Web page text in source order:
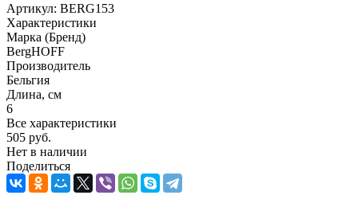
Артикул: BERG153
Характеристики
Марка (Бренд)
BergHOFF
Производитель
Бельгия
Длина, см
6
Все характеристики
505 руб.
Нет в наличии
Поделиться